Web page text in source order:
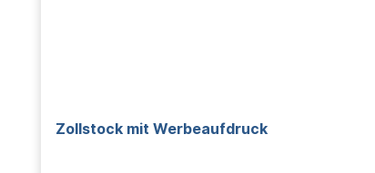
Zollstock mit Werbeaufdruck